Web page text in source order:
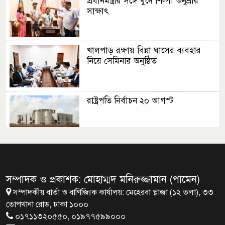
সাক্ষাৎ
খালপাড় রক্ষায় বিন্না ঘাসের ব্যবহার
নিয়ে সেমিনার অনুষ্ঠিত
রাষ্ট্রপতি নির্বাচন ২০ আগস্ট
জাতীয়তাবাদ, জুলাই ও ভবিষ্যতের
সম্পাদক ও প্রকাশক: মোহাম্মদ মনিরুজ্জামান (পামেন)
সম্পাদকীয় বার্তা ও বাণিজ্যিক কার্যালয়: মেহেরবা প্লাজা (১২ তলা), ৩৩
তোপখানা রোড, ঢাকা ১০০০
০১৭১১৩২০৫৫০, ০১৯৭৭৫৯৯০০০